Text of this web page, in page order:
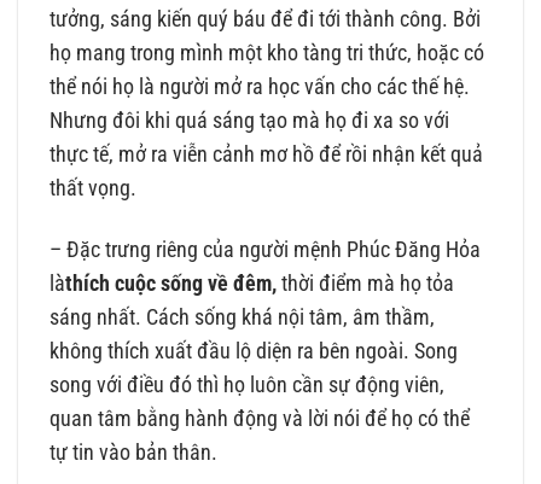
tưởng, sáng kiến quý báu để đi tới thành công. Bởi
họ mang trong mình một kho tàng tri thức, hoặc có
thể nói họ là người mở ra học vấn cho các thế hệ.
Nhưng đôi khi quá sáng tạo mà họ đi xa so với
thực tế, mở ra viễn cảnh mơ hồ để rồi nhận kết quả
thất vọng.
– Đặc trưng riêng của người mệnh Phúc Đăng Hỏa
làthích cuộc sống về đêm, thời điểm mà họ tỏa
sáng nhất. Cách sống khá nội tâm, âm thầm,
không thích xuất đầu lộ diện ra bên ngoài. Song
song với điều đó thì họ luôn cần sự động viên,
quan tâm bằng hành động và lời nói để họ có thể
tự tin vào bản thân.